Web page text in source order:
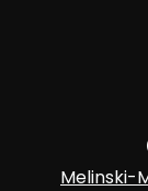
Melinski-